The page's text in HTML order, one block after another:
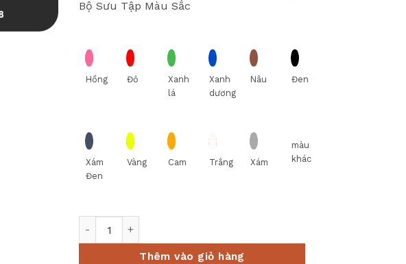
Bộ Sưu Tập Màu Sắc
Hồng Đỏ
Xanh
lá
Xanh
dương
Nâu Đen
Xám
Đen
Vàng Cam Trắng Xám
màu
khác
Thêm vào giỏ hàng